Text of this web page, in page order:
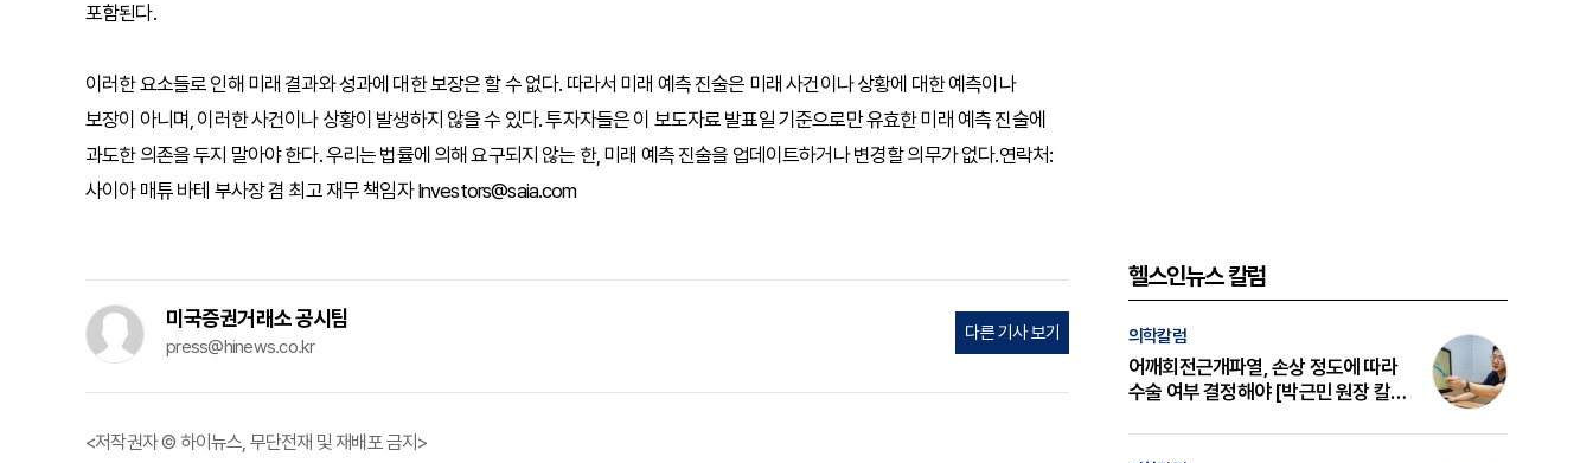
포함된다.
이러한 요소들로 인해 미래 결과와 성과에 대한 보장은 할 수 없다. 따라서 미래 예측 진술은 미래 사건이나 상황에 대한 예측이나
보장이 아니며, 이러한 사건이나 상황이 발생하지 않을 수 있다. 투자자들은 이 보도자료 발표일 기준으로만 유효한 미래 예측 진술에
과도한 의존을 두지 말아야 한다. 우리는 법률에 의해 요구되지 않는 한, 미래 예측 진술을 업데이트하거나 변경할 의무가 없다.연락처:
사이아 매튜 바테 부사장 겸 최고 재무 책임자 Investors@saia.com
미국증권거래소 공시팀
press@hinews.co.kr
다른 기사 보기
<저작권자 © 하이뉴스, 무단전재 및 재배포 금지>
헬스인뉴스 칼럼
의학칼럼
어깨회전근개파열, 손상 정도에 따라
수술 여부 결정해야 [박근민 원장 칼